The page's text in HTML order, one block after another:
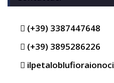
(+39) 3387447648
(+39) 3895286226